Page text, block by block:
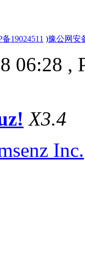
备19024511 )豫公网安
06:28 ,
X3.4
Inc.